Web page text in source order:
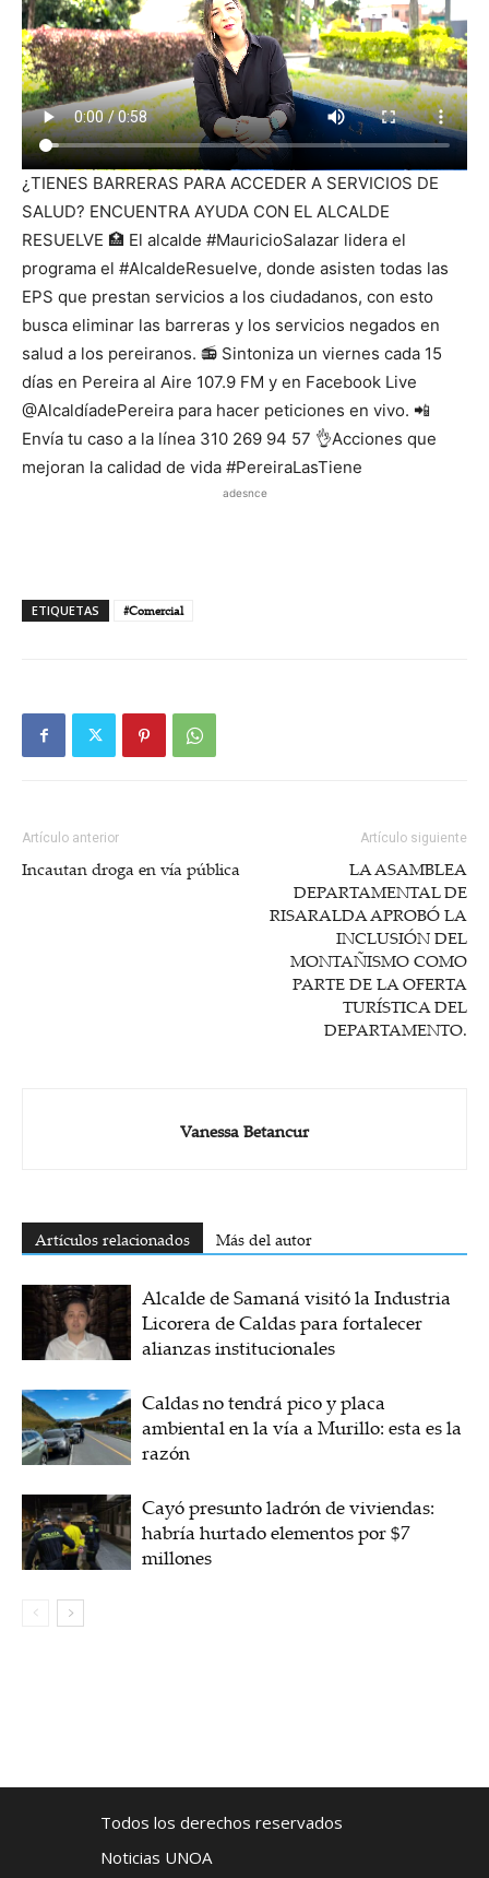
¿TIENES BARRERAS PARA ACCEDER A SERVICIOS DE
SALUD? ENCUENTRA AYUDA CON EL ALCALDE
RESUELVE 🏥 El alcalde #MauricioSalazar lidera el
programa el #AlcaldeResuelve, donde asisten todas las
EPS que prestan servicios a los ciudadanos, con esto
busca eliminar las barreras y los servicios negados en
salud a los pereiranos. 📻 Sintoniza un viernes cada 15
días en Pereira al Aire 107.9 FM y en Facebook Live
@AlcaldíadePereira para hacer peticiones en vivo. 📲
Envía tu caso a la línea 310 269 94 57 👌Acciones que
mejoran la calidad de vida #PereiraLasTiene
adesnce
ETIQUETAS #Comercial
Artículo anterior
Incautan droga en vía pública
Artículo siguiente
LA ASAMBLEA
DEPARTAMENTAL DE
RISARALDA APROBÓ LA
INCLUSIÓN DEL
MONTAÑISMO COMO
PARTE DE LA OFERTA
TURÍSTICA DEL
DEPARTAMENTO.
Vanessa Betancur
Artículos relacionados Más del autor
Alcalde de Samaná visitó la Industria
Licorera de Caldas para fortalecer
alianzas institucionales
Caldas no tendrá pico y placa
ambiental en la vía a Murillo: esta es la
razón
Cayó presunto ladrón de viviendas:
habría hurtado elementos por $7
millones
Todos los derechos reservados
Noticias UNOA